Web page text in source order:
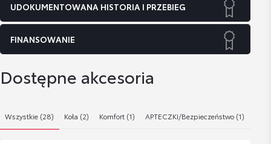
UDOKUMENTOWANA HISTORIA I PRZEBIEG
FINANSOWANIE
Dostępne akcesoria
Wszystkie (28) Koła (2) Komfort (1) APTECZKI/Bezpieczeństwo (1)